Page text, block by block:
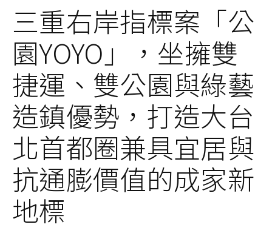
三重右岸指標案「公
園YOYO」，坐擁雙
捷運、雙公園與綠藝
造鎮優勢，打造大台
北首都圈兼具宜居與
抗通膨價值的成家新
地標